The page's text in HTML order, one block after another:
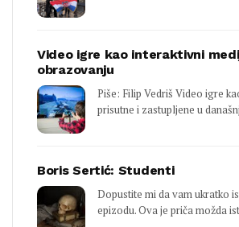
Video igre kao interaktivni
obrazovanju
Piše: Filip Vedriš Video igre
prisutne i zastupljene u
Boris Sertić: Studenti
Dopustite mi da vam ukratko
epizodu. Ova je priča možda